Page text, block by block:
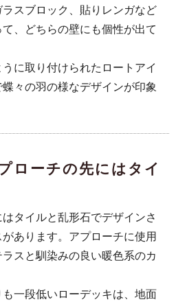
スブロック、貼りレンガなど
、どちらの壁にも個性が出て
に取り付けられたロートアイ
々の羽の様なデザインが印象
ローチの先にはタイ
タイルと乱形石でデザインさ
あります。アプローチに使用
スと馴染みの良い暖色系のカ
一段低いローデッキは、地面